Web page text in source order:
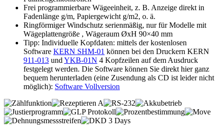
Frei programmierbare Wägeeinheit, z. B. Anzeige direkt in
Fadenlänge g/m, Papiergewicht g/m2, o. ä.
Ringförmiger Windschutz serienmäßig, nur für Modelle mit
Wägeplattengröße , Wägeraum ØxH 90×40 mm
Tipp: Individuelle Kopfdaten: mittels der kostenlosen
Software KERN SHM-01 können bei den Druckern KERN
911-013 und YKB-01N 4 Kopfzeilen auf dem Ausdruck
festgelegt werden. Die Software können Sie direkt hier ganz
bequem herunterladen (eine Zusendung als CD ist leider nicht
möglich): Software Vollversion